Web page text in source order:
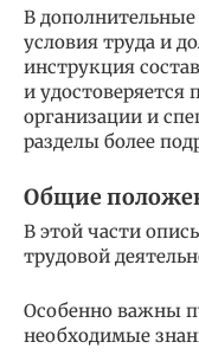
В
условия труда и
инструкция
и удостоверяется
организации и
разделы более
Общие
В этой части
трудовой
Особенно важны
необходимые